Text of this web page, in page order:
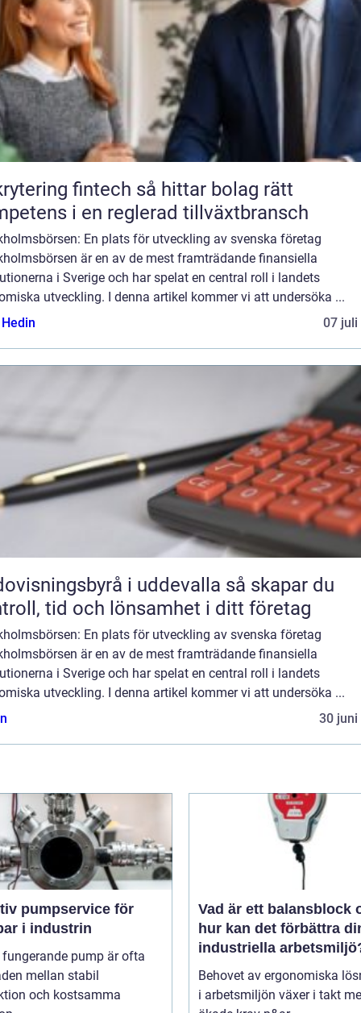
fintech så hittar bolag rätt
i en reglerad tillväxtbransch
En plats för utveckling av svenska företag
är en av de mest framträdande finansiella
i Sverige och har spelat en central roll i landets
utveckling. I denna artikel kommer vi att undersöka ...
07 juli
i uddevalla så skapar du
tid och lönsamhet i ditt företag
En plats för utveckling av svenska företag
är en av de mest framträdande finansiella
i Sverige och har spelat en central roll i landets
utveckling. I denna artikel kommer vi att undersöka ...
30 juni
pumpservice för
i industrin
fungerande pump är ofta
mellan stabil
och kostsamma
Vad är ett balansblock
hur kan det förbättra
industriella
Behovet av ergonomiska
i arbetsmiljön växer i takt